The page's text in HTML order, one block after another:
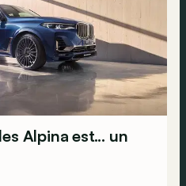
Alpina est... un